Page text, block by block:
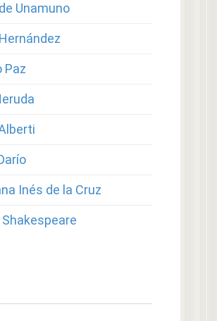
Unamuno
Paz
Inés de la Cruz